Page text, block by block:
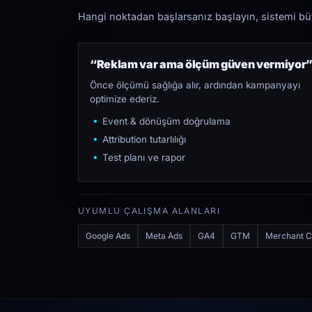
Hangi noktadan başlarsanız başlayın, sistemi
“Reklam var ama ölçüm güven
Önce ölçümü sağlığa alır, ardından kampanyayı
optimize ederiz.
Event & dönüşüm doğrulama
Attribution tutarlılığı
Test planı ve rapor
UYUMLU ÇALIŞMA ALANLARI
Google Ads Meta Ads GA4 GTM Merchant